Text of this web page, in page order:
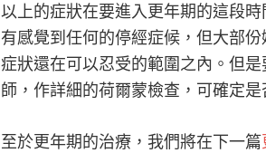
以上的症狀在要進入更年期的這段
有感覺到任何的停經症候，但大部
症狀還在可以忍受的範圍之內。但
師，作詳細的荷爾蒙檢查，可確定是
至於更年期的治療，我們將在下一篇